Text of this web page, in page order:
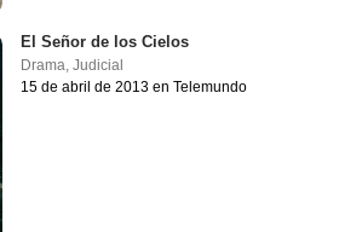
El Señor de los Cielos
Drama ,Judicial
15 de abril de 2013 en Telemundo